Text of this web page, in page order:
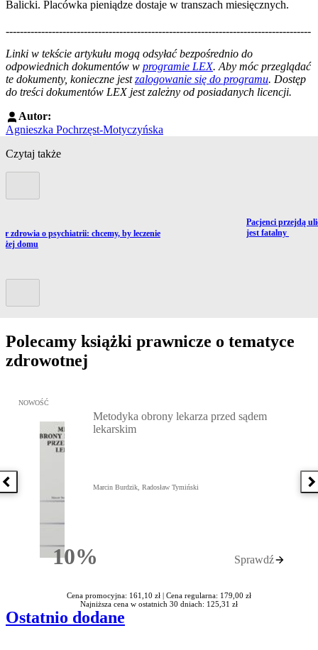
Balicki. Placówka pieniądze dostaje w transzach miesięcznych.
--------------------------------------------------------------------------------------
Linki w tekście artykułu mogą odsyłać bezpośrednio do
odpowiednich dokumentów w programie LEX. Aby móc przeglądać
te dokumenty, konieczne jestzalogowanie się do programu. Dostęp
do treści dokumentów LEX jest zależny od posiadanych licencji.
Autor:
Agnieszka Pochrzęst-Motyczyńska
Czytaj także
do artykułu:
zdrowia o psychiatrii: chcemy, by leczenie
domu
Przejdź do
Pacjenci przejdą
jest fatalny
Polecamy książki prawnicze o tematyce
zdrowotnej
Poprzednia książka
Przejdź do: Metodyka obrony lekarza przed sądem lekarskim,
NOWOŚĆ
10%Rabatu
Metodyka obrony lekarza przed sądem
lekarskim
Marcin Burdzik, Radosław Tymiński
Sprawdź
Cena promocyjna: 161,10 zł | Cena regularna: 179,00 zł
Najniższa cena w ostatnich 30 dniach: 125,31 zł
Ostatnio dodane